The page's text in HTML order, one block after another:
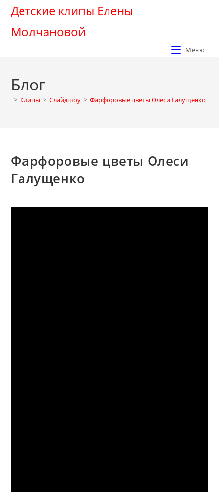
Перейти
содержимому
Детские клипы Елены
Молчановой
Меню
Блог
> Клипы > Слайдшоу > Фарфоровые цветы Олеси Галущенко
Фарфоровые цветы Олеси
Галущенко